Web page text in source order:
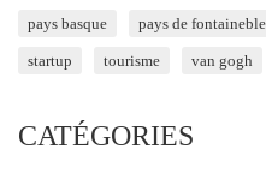
pays basque pays de
startup tourisme van gogh
CATÉGORIES